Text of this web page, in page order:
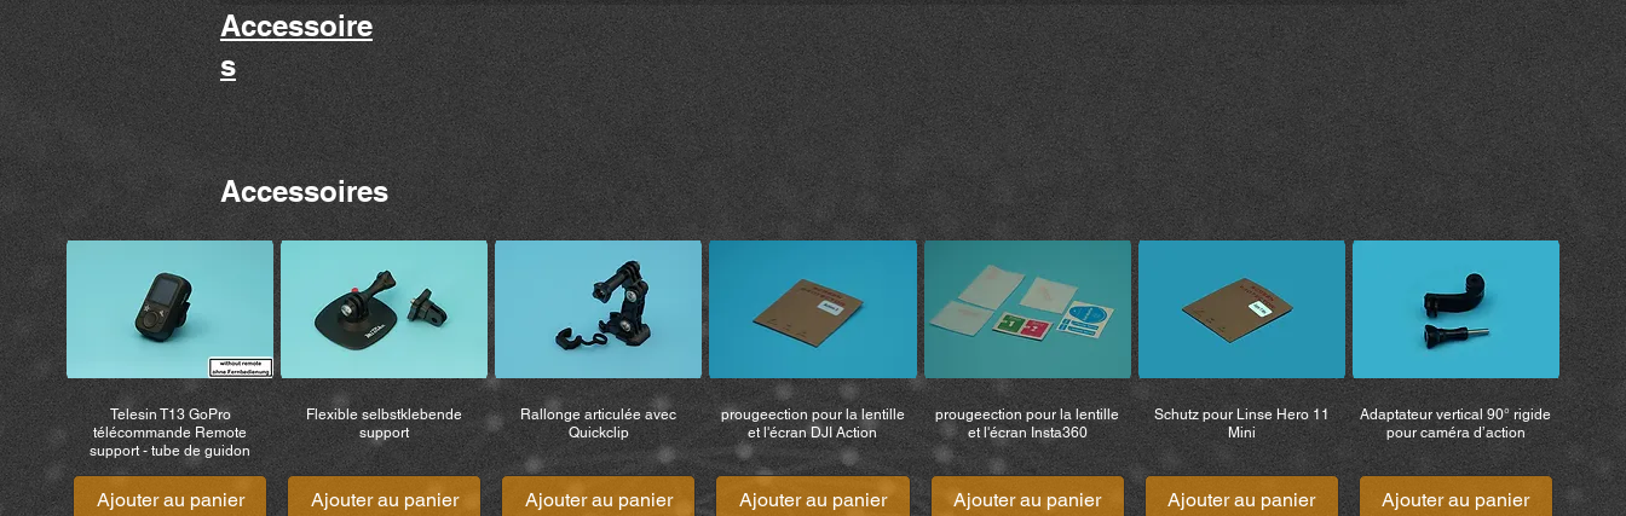
produit relève entièrement de votre responsabilité. Si
vous ne retournez pas le produit après l’achat, vous
renoncez à tous droits en matière de responsabilité, de
réclamations et de remboursement des frais (y compris
les frais d’avocat). MiBike – Mike Becker n’est donc pas
responsable des blessures, décès, pertes ou
dommages causés à des véhicules, biens ou objets
vous appartenant ou appartenant à des tiers survenant
lors de l’utilisation du produit.
Accessoire
s
Telesin T13 GoPro
télécommande Remote
support - tube de guidon
Ajouter au panier
Flexible selbstklebende
support
Ajouter au panier
Rallonge articulée avec
Quickclip
Ajouter au panier
prougeection pour la lentille
et l'écran DJI Action
Ajouter au panier
prougeection pour la lentille
et l'écran Insta360
Ajouter au panier
Schutz pour Linse Hero 11
Mini
Ajouter au panier
Adaptateur vertical 90° rigide
pour caméra d’action
Ajouter au panier
Accessoires